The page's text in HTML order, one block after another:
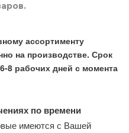
ассортименту
на производстве. Срок
8 рабочих дней с момента
по времени
имеются с Вашей